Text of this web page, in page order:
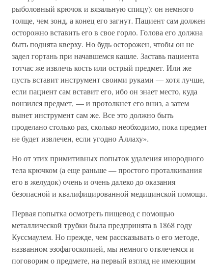
рыболовный крючок и вязальную спицу): он немного
толще, чем зонд, а конец его загнут. Пациент сам должен
осторожно вставить его в свое горло. Голова его должна
быть поднята кверху. Но будь осторожен, чтобы он не
задел гортань при начавшемся кашле. Заставь пациента
тотчас же извлечь кость или острый предмет. Или же
пусть вставит инструмент своими руками — хотя лучше,
если пациент сам вставит его, ибо он знает место, куда
вонзился предмет, — и протолкнет его вниз, а затем
вынет инструмент сам же. Все это должно быть
проделано столько раз, сколько необходимо, пока предмет
не будет извлечен, если угодно Аллаху».
Но от этих примитивных попыток удаления инородного
тела крючком (а еще раньше — простого проталкивания
его в желудок) очень и очень далеко до оказания
безопасной и квалифицированной медицинской помощи.
Первая попытка осмотреть пищевод с помощью
металлической трубки была предпринята в 1868 году
Куссмаулем. Но прежде, чем рассказывать о его методе,
названном эзофагоскопией, мы немного отвлечемся и
поговорим о предмете, на первый взгляд не имеющим